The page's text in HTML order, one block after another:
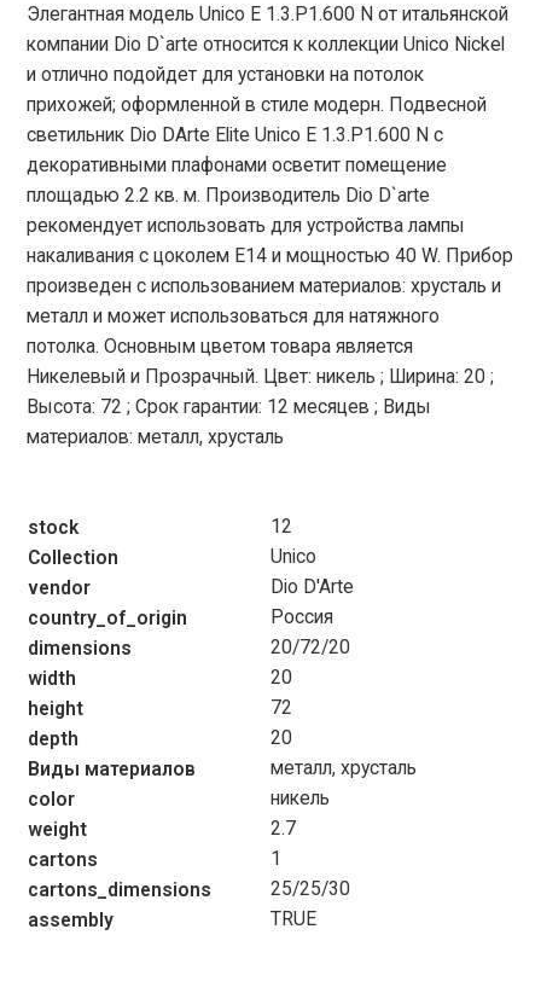
Элегантная модель Unico E 1.3.P1.600 N от итальянской
компании Dio D`arte относится к коллекции Unico Nickel
и отлично подойдет для установки на потолок
прихожей; оформленной в стиле модерн. Подвесной
светильник Dio DArte Elite Unico E 1.3.P1.600 N с
декоративными плафонами осветит помещение
площадью 2.2 кв. м. Производитель Dio D`arte
рекомендует использовать для устройства лампы
накаливания с цоколем E14 и мощностью 40 W. Прибор
произведен с использованием материалов: хрусталь и
металл и может использоваться для натяжного
потолка. Основным цветом товара является
Никелевый и Прозрачный. Цвет: никель ; Ширина: 20 ;
Высота: 72 ; Срок гарантии: 12 месяцев ; Виды
материалов: металл, хрусталь
stock
12
Collection
Unico
vendor
Dio D'Arte
country_of_origin
Россия
dimensions
20/72/20
width
20
height
72
depth
20
Виды материалов
металл, хрусталь
color
никель
weight
2.7
cartons
1
cartons_dimensions
25/25/30
assembly
TRUE